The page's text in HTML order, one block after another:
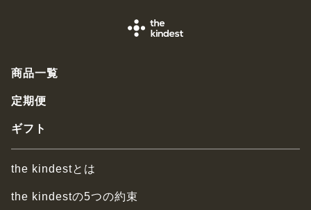
商品一覧
定期便
ギフト
the kindestとは
the kindestの5つの約束